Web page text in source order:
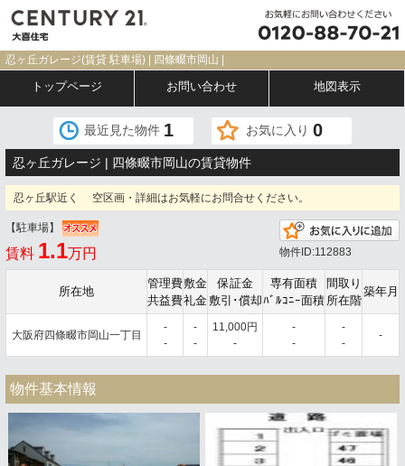
忍ヶ丘ガレージ(賃貸 駐車場) | 四條畷市岡山 |
トップページ お問い合わせ 地図表示
最近見た物件 1 お気に入り 0
忍ヶ丘ガレージ | 四條畷市岡山の賃貸物件
忍ヶ丘駅近く 空区画・詳細はお気軽にお問合せください。
【駐車場】
賃料 1.1万円
物件ID:112883
所在地
管理費
共益費
敷金
礼金
保証金
敷引･償却
専有面積
ﾊﾞﾙｺﾆｰ面積
間取り
所在階
築年月
大阪府四條畷市岡山一丁目
-
-
-
-
11,000円
-
-
-
-
-
-
物件基本情報